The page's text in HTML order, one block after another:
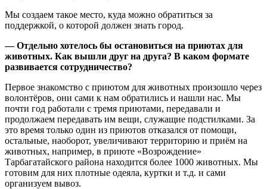
Мы создаем такое место, куда можно обратиться за
поддержкой, о которой должен знать город.
— Отдельно хотелось бы остановиться на приютах для
животных. Как вышли друг на друга? В каком формате
развивается сотрудничество?​
Первое знакомство с приютом для животных произошло через
волонтёров, они сами к нам обратились и нашли нас. Мы
почти год работали с тремя приютами, передавали и
продолжаем передавать им вещи, служащие подстилками. За
это время только один из приютов отказался от помощи,
остальные, наоборот, увеличивают территорию и приём на
животных, например, в приюте «Возрождение»
Тарбагатайского района находится более 1000 животных. Мы
готовим для них плотные одеяла, куртки и т.д. и сами
организуем вывоз.